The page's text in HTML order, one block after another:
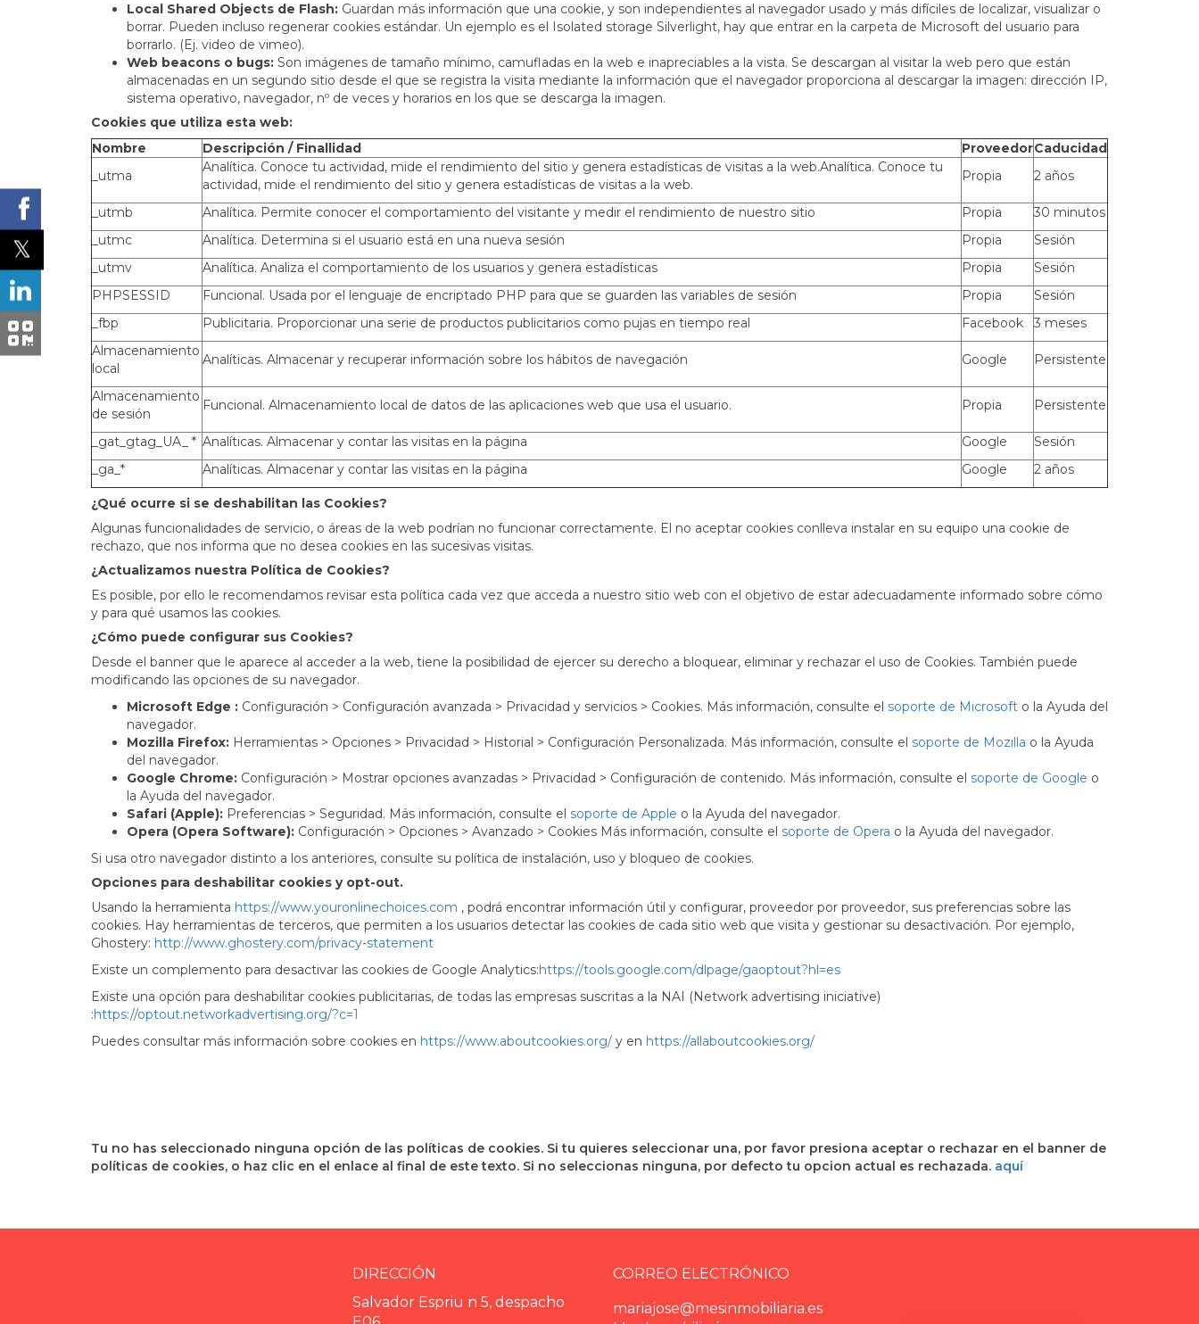
Local Shared Objects de Flash: Guardan más información que una cookie, y son independientes al navegador usado y más difíciles de localizar, visualizar o
borrar. Pueden incluso regenerar cookies estándar. Un ejemplo es el Isolated storage Silverlight, hay que entrar en la carpeta de Microsoft del usuario para
borrarlo. (Ej. video de vimeo).
Web beacons o bugs: Son imágenes de tamaño mínimo, camufladas en la web e inapreciables a la vista. Se descargan al visitar la web pero que están
almacenadas en un segundo sitio desde el que se registra la visita mediante la información que el navegador proporciona al descargar la imagen: dirección IP,
sistema operativo, navegador, nº de veces y horarios en los que se descarga la imagen.
Cookies que utiliza esta web:
Nombre
Descripción / Finallidad ProveedorCaducidad
_utma
Analítica. Conoce tu actividad, mide el rendimiento del sitio y genera estadísticas de visitas a la web.Analítica. Conoce tu
actividad, mide el rendimiento del sitio y genera estadísticas de visitas a la web.
Propia 2 años
_utmb Analítica. Permite conocer el comportamiento del visitante y medir el rendimiento de nuestro sitio Propia
30 minutos
_utmc
Analítica. Determina si el usuario está en una nueva sesión Propia
Sesión
_utmv
Analítica. Analiza el comportamiento de los usuarios y genera estadísticas Propia
Sesión
PHPSESSID
Funcional. Usada por el lenguaje de encriptado PHP para que se guarden las variables de sesión Propia
Sesión
_fbp
Publicitaria. Proporcionar una serie de productos publicitarios como pujas en tiempo real Facebook
3 meses
Almacenamiento
local
Analíticas. Almacenar y recuperar información sobre los hábitos de navegación Google Persistente
Almacenamiento
de sesión
Funcional. Almacenamiento local de datos de las aplicaciones web que usa el usuario. Propia Persistente
_gat_gtag_UA_ * Analíticas. Almacenar y contar las visitas en la página Google
Sesión
_ga_*
Analíticas. Almacenar y contar las visitas en la página Google 2 años
¿Qué ocurre si se deshabilitan las Cookies?
Algunas funcionalidades de servicio, o áreas de la web podrían no funcionar correctamente. El no aceptar cookies conlleva instalar en su equipo una cookie de
rechazo, que nos informa que no desea cookies en las sucesivas visitas.
¿Actualizamos nuestra Política de Cookies?
Es posible, por ello le recomendamos revisar esta política cada vez que acceda a nuestro sitio web con el objetivo de estar adecuadamente informado sobre cómo
y para qué usamos las cookies.
¿Cómo puede configurar sus Cookies?
Desde el banner que le aparece al acceder a la web, tiene la posibilidad de ejercer su derecho a bloquear, eliminar y rechazar el uso de Cookies. También puede
modificando las opciones de su navegador.
Microsoft Edge : Configuración > Configuración avanzada > Privacidad y servicios > Cookies. Más información, consulte el soporte de Microsoft o la Ayuda del
navegador.
Mozilla Firefox: Herramientas > Opciones > Privacidad > Historial > Configuración Personalizada. Más información, consulte el soporte de Mozilla o la Ayuda
del navegador.
Google Chrome: Configuración > Mostrar opciones avanzadas > Privacidad > Configuración de contenido. Más información, consulte el soporte de Google o
la Ayuda del navegador.
Safari (Apple): Preferencias > Seguridad. Más información, consulte el soporte de Apple o la Ayuda del navegador.
Opera (Opera Software): Configuración > Opciones > Avanzado > Cookies Más información, consulte el soporte de Opera o la Ayuda del navegador.
Si usa otro navegador distinto a los anteriores, consulte su política de instalación, uso y bloqueo de cookies.
Opciones para deshabilitar cookies y opt-out.
Usando la herramienta https://www.youronlinechoices.com , podrá encontrar información útil y configurar, proveedor por proveedor, sus preferencias sobre las
cookies. Hay herramientas de terceros, que permiten a los usuarios detectar las cookies de cada sitio web que visita y gestionar su desactivación. Por ejemplo,
Ghostery: http://www.ghostery.com/privacy-statement
Existe un complemento para desactivar las cookies de Google Analytics:https://tools.google.com/dlpage/gaoptout?hl=es
Existe una opción para deshabilitar cookies publicitarias, de todas las empresas suscritas a la NAI (Network advertising iniciative)
:https://optout.networkadvertising.org/?c=1
Puedes consultar más información sobre cookies en https://www.aboutcookies.org/ y en https://allaboutcookies.org/
Tu no has seleccionado ninguna opción de las políticas de cookies. Si tu quieres seleccionar una, por favor presiona aceptar o rechazar en el banner de
políticas de cookies, o haz clic en el enlace al final de este texto. Si no seleccionas ninguna, por defecto tu opcion actual es rechazada. aquí
DIRECCIÓN
Salvador Espriu n 5, despacho
CORREO ELECTRÓNICO
mariajose@mesinmobiliaria.es